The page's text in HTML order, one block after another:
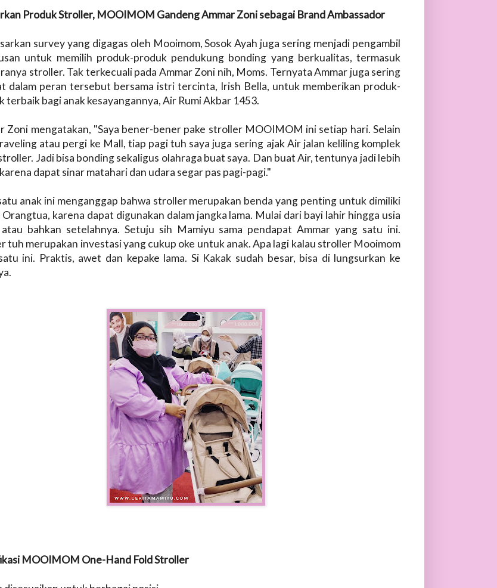
Produk Stroller, MOOIMOM Gandeng Ammar Zoni sebagai Brand Ambassador
survey yang digagas oleh Mooimom, Sosok Ayah juga sering menjadi pengambil
untuk memilih produk-produk pendukung bonding yang berkualitas, termasuk
stroller. Tak terkecuali pada Ammar Zoni nih, Moms. Ternyata Ammar juga sering
dalam peran tersebut bersama istri tercinta, Irish Bella, untuk memberikan produk-
terbaik bagi anak kesayangannya, Air Rumi Akbar 1453.
Zoni mengatakan, "Saya bener-bener pake stroller MOOIMOM ini setiap hari. Selain
atau pergi ke Mall, tiap pagi tuh saya juga sering ajak Air jalan keliling komplek
Jadi bisa bonding sekaligus olahraga buat saya. Dan buat Air, tentunya jadi lebih
dapat sinar matahari dan udara segar pas pagi-pagi."
anak ini menganggap bahwa stroller merupakan benda yang penting untuk dimiliki
karena dapat digunakan dalam jangka lama. Mulai dari bayi lahir hingga usia
bahkan setelahnya. Setuju sih Mamiyu sama pendapat Ammar yang satu ini.
tuh merupakan investasi yang cukup oke untuk anak. Apa lagi kalau stroller Mooimom
ini. Praktis, awet dan kepake lama. Si Kakak sudah besar, bisa di lungsurkan ke
MOOIMOM One-Hand Fold Stroller